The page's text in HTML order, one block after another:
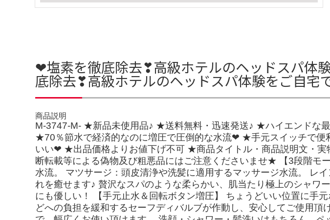
❤塩素を徹底除去❣高級ホテルのヘッドスパ
底除去❣高級ホテルのヘッドスパ体験をご自
商品説明
M-3747-M- ★新品未使用品♪ ★送料無料・迅速発送♪ ★ハイエンドな
★70％節水で経済的なのに増圧で圧倒的な水流❤ ★手元スイッチで
いい❤ ★出品価格よりお値下げ不可 ★商品タイトル・商品説明文・
断転載等による偽物及び粗悪品にはご注意くださいませ★ 【3段階モ
水流。 マツサージ：頭皮清浄や洗髪に適用するマッサージ水流。 レ
れを癒せます♪ 贅沢なスパのような柔らかい、肌当たり極上のシャ
にも優しい！ 【手元止水＆回転ボタン増圧】 ちょうどいい位置に手
どへの負担を緩和するセーフディバルブが作動し、安心してご使用